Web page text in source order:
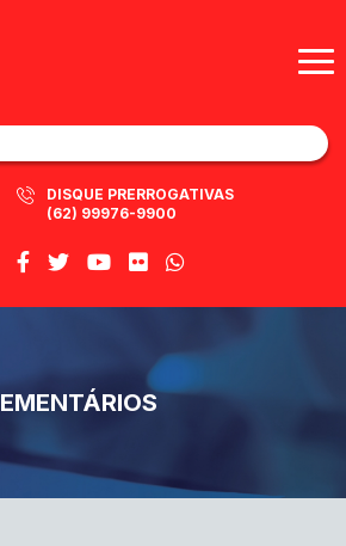
DISQUE PRERROGATIVAS
(62) 99976-9900
EMENTÁRIOS